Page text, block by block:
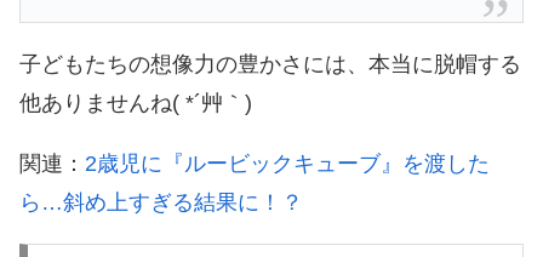
子どもたちの想像力の豊かさには、本当に脱帽する
他ありませんね( *´艸｀)
関連： 2歳児に『ルービックキューブ』を渡した
ら…斜め上すぎる結果に！？